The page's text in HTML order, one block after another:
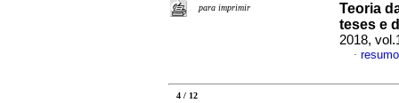
para imprimir
Teoria
teses e
2018,
·
4 / 12